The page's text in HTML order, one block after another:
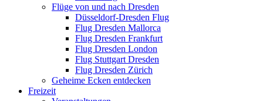
Flüge von und nach Dresden
Düsseldorf-Dresden Flug
Flug Dresden Mallorca
Flug Dresden Frankfurt
Flug Dresden London
Flug Stuttgart Dresden
Flug Dresden Zürich
Geheime Ecken entdecken
Freizeit